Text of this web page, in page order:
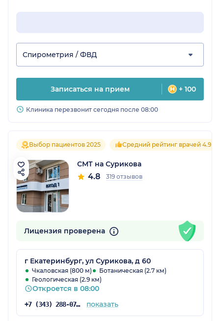
Спирометрия / ФВД
Записаться на прием + 100
Клиника перезвонит сегодня после 08:00
Выбор пациентов 2025 Средний рейтинг врачей 4.9
СМТ на Сурикова
4.8 319 отзывов
Лицензия проверена
г Екатеринбург, ул Сурикова, д 60
Чкаловская (800 м)
Ботаническая (2.7 км)
Геологическая (2.9 км)
Откроется в 08:00
+7 (343) 288-07-54 показать